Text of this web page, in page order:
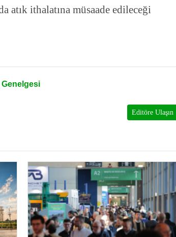
atık ithalatına müsaade edileceği
Genelgesi
Editöre Ulaşın